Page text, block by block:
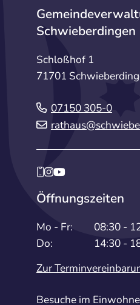
Schwieberdingen
Schloßhof 1
71701
07150 305-0
Öffnungszeiten
Mo - Fr:
08:30 -
Do:
14:30 -
Zur
Besuche im